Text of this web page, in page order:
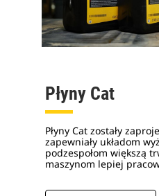
Płyny Cat
Płyny Cat zostały
zapewniały układom
podzespołom większą
maszynom lepiej